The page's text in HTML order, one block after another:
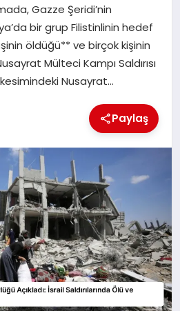
Gazze Şeridi’nin
bir grup Filistinlinin hedef
öldüğü** ve birçok kişinin
Mülteci Kampı Saldırısı
Nusayrat…
Paylaş